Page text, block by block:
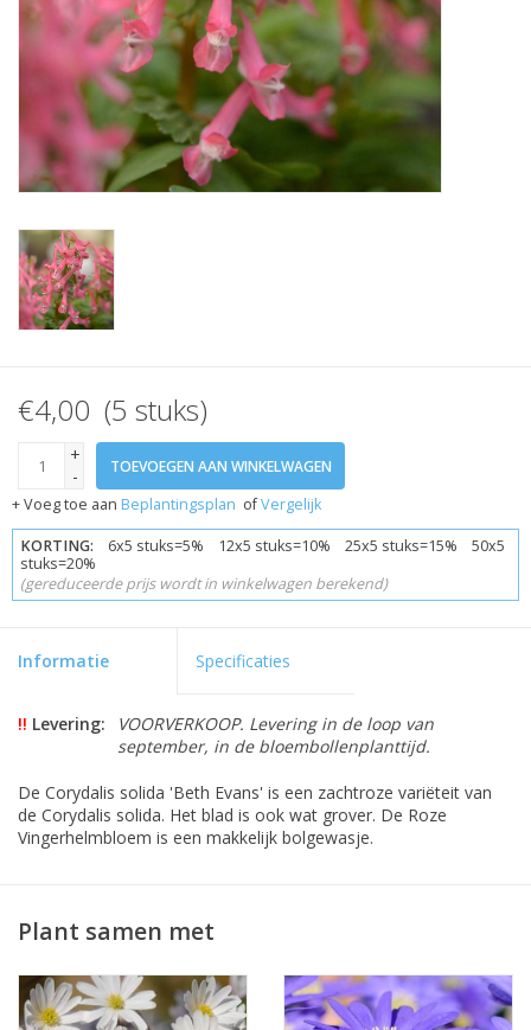
Advies
Onze tuinen!
Sterke Bollen Dagen
Nieuws
€4,00 (5 stuks)
+
-
TOEVOEGEN AAN WINKELWAGEN
+ Voeg toe aan Beplantingsplan ofVergelijk
KORTING: 6x5 stuks=5% 12x5 stuks=10% 25x5 stuks=15% 50x5
stuks=20%
(gereduceerde prijs wordt in winkelwagen berekend)
Informatie Specificaties
!! Levering:
VOORVERKOOP. Levering in de loop van
september, in de bloembollenplanttijd.
De Corydalis solida 'Beth Evans' is een zachtroze variëteit van
de Corydalis solida. Het blad is ook wat grover. De Roze
Vingerhelmbloem is een makkelijk bolgewasje.
Plant samen met